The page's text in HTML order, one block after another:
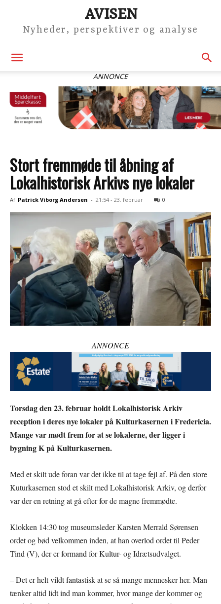
AVISEN
Nyheder, perspektiver og analyse
ANNONCE
Stort fremmøde til åbning af
Lokalhistorisk Arkivs nye lokaler
Af Patrick Viborg Andersen - 21:54 - 23. februar 0
ANNONCE
Torsdag den 23. februar holdt Lokalhistorisk Arkiv
reception i deres nye lokaler på Kulturkasernen i Fredericia.
Mange var mødt frem for at se lokalerne, der ligger i
bygning K på Kulturkasernen.
Med et skilt ude foran var det ikke til at tage fejl af. På den store
Kuturkasernen stod et skilt med Lokalhistorisk Arkiv, og derfor
var der en retning at gå efter for de magne fremmødte.
Klokken 14:30 tog museumsleder Karsten Merrald Sørensen
ordet og bød velkommen inden, at han overlod ordet til Peder
Tind (V), der er formand for Kultur- og Idrætsudvalget.
– Det er helt vildt fantastisk at se så mange mennesker her. Man
tænker altid lidt ind man kommer, hvor mange der kommer og